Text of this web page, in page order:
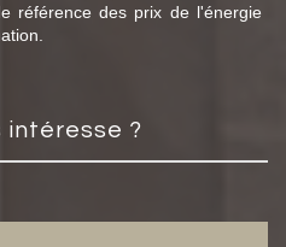
référence des prix de l'énergie
intéresse ?